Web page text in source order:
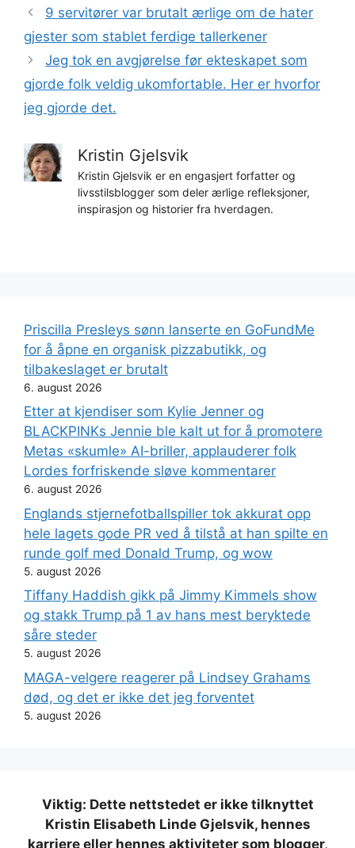
9 servitører var brutalt ærlige om de hater
gjester som stablet ferdige tallerkener
Jeg tok en avgjørelse før ekteskapet som
gjorde folk veldig ukomfortable. Her er hvorfor
jeg gjorde det.
Kristin Gjelsvik
Kristin Gjelsvik er en engasjert forfatter og
livsstilsblogger som deler ærlige refleksjoner,
inspirasjon og historier fra hverdagen.
Priscilla Presleys sønn lanserte en GoFundMe
for å åpne en organisk pizzabutikk, og
tilbakeslaget er brutalt
6. august 2026
Etter at kjendiser som Kylie Jenner og
BLACKPINKs Jennie ble kalt ut for å promotere
Metas «skumle» AI-briller, applauderer folk
Lordes forfriskende sløve kommentarer
6. august 2026
Englands stjernefotballspiller tok akkurat opp
hele lagets gode PR ved å tilstå at han spilte en
runde golf med Donald Trump, og wow
5. august 2026
Tiffany Haddish gikk på Jimmy Kimmels show
og stakk Trump på 1 av hans mest beryktede
såre steder
5. august 2026
MAGA-velgere reagerer på Lindsey Grahams
død, og det er ikke det jeg forventet
5. august 2026
Viktig: Dette nettstedet er ikke tilknyttet
Kristin Elisabeth Linde Gjelsvik, hennes
karriere eller hennes aktiviteter som blogger,